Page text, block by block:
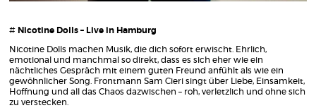
# Nicotine Dolls – Live in Hamburg
Nicotine Dolls machen Musik, die dich sofort erwischt. Ehrlich,
emotional und manchmal so direkt, dass es sich eher wie ein
nächtliches Gespräch mit einem guten Freund anfühlt als wie ein
gewöhnlicher Song. Frontmann Sam Cieri singt über Liebe, Einsamkeit,
Hoffnung und all das Chaos dazwischen – roh, verletzlich und ohne sich
zu verstecken.